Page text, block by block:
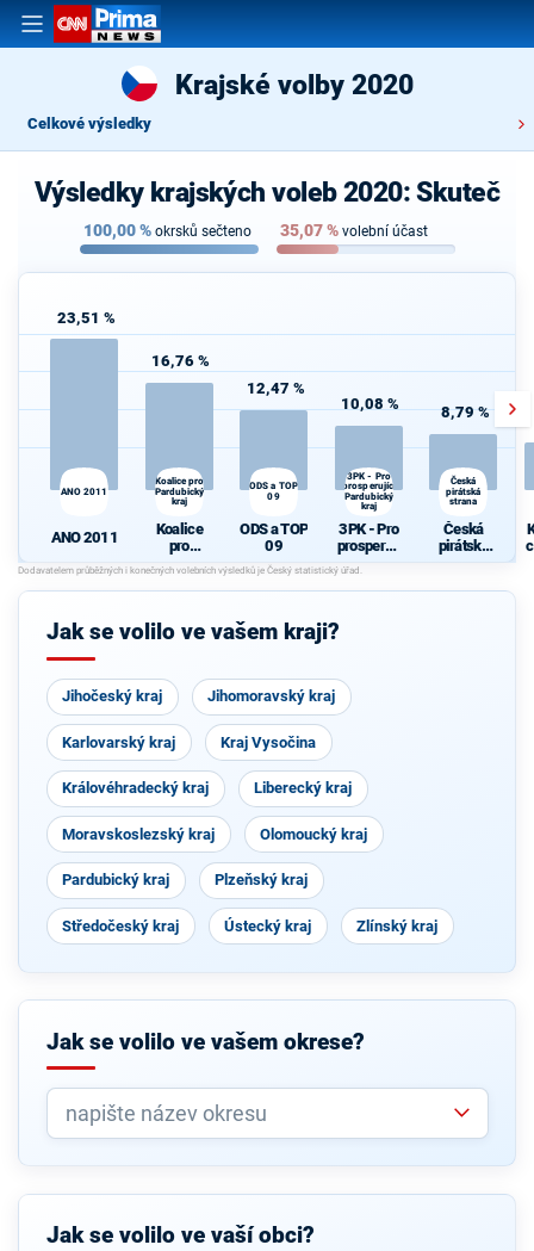
Krajské volby 2020
Celkové výsledky
Výsledky krajských voleb 2020: Skuteč
100,00% okrsků sečteno 35,07% volební účast
23,51 %
ANO 2011
ANO 2011
16,76 %
Koalice pro
Pardubický
kraj
Koalice
pro
Pardubick
ý kraj
12,47 %
ODS a TOP
09
ODS a TOP
09
10,08 %
3PK - Pro
prosperující
Pardubický
kraj
3PK - Pro
prosperují
Pardubick
ý kraj
8,79 %
Česká
pirátská
strana
Česká
pirátská
strana
Jak se volilo ve vašem kraji?
Jihočeský kraj Jihomoravský kraj
Karlovarský kraj Kraj Vysočina
Královéhradecký kraj Liberecký kraj
Moravskoslezský kraj Olomoucký kraj
Pardubický kraj Plzeňský kraj
Středočeský kraj Ústecký kraj Zlínský kraj
Jak se volilo ve vašem okrese?
Jak se volilo ve vaší obci?